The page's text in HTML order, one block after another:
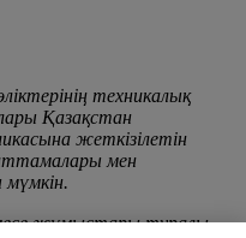
техникалық
Қазақстан
жеткізілетін
мен
жұмыстары туралы,